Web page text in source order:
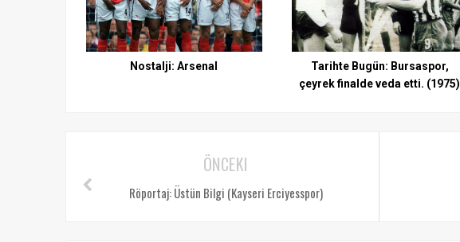
Nostalji: Arsenal
Tarihte Bugün: Bursaspor,
çeyrek finalde veda etti. (1975)
ÖNCEKI
Röportaj: Üstün Bilgi (Kayseri Erciyesspor)